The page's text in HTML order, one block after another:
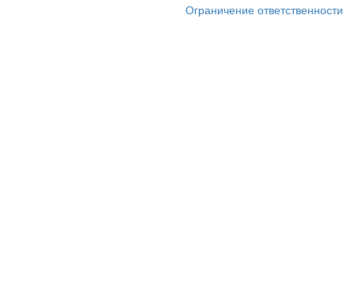
Ограничение ответственности